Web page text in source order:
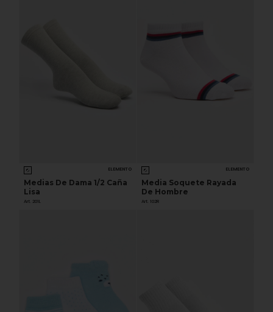
ELEMENTO
Medias De Dama 1/2 Caña
Lisa
Art. 201L
ELEMENTO
Media Soquete Rayada
De Hombre
Art. 102R